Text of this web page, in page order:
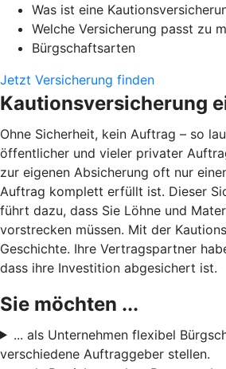
Was ist eine
Welche Versicherung passt zu
Bürgschaftsarten
Jetzt Versicherung finden
Kautionsversicherung
Ohne Sicherheit, kein Auftrag – so
öffentlicher und vieler privater
zur eigenen Absicherung oft nur
Auftrag komplett erfüllt ist. Dieser
führt dazu, dass Sie Löhne und
vorstrecken müssen. Mit der
Geschichte. Ihre Vertragspartner
dass ihre Investition abgesichert ist.
Sie möchten ...
... als Unternehmen flexibel
verschiedene Auftraggeber stellen.